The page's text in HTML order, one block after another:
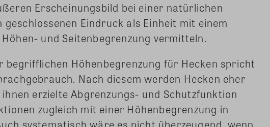
Erscheinungsbild bei einer natürlichen
Eindruck als Einheit mit einem
und Seitenbegrenzung vermitteln.
begrifflichen Höhenbegrenzung für Hecken spricht
Nach diesem werden Hecken eher
erzielte Abgrenzungs- und Schutzfunktion
zugleich mit einer Höhenbegrenzung in
systematisch wäre es nicht überzeugend, wenn